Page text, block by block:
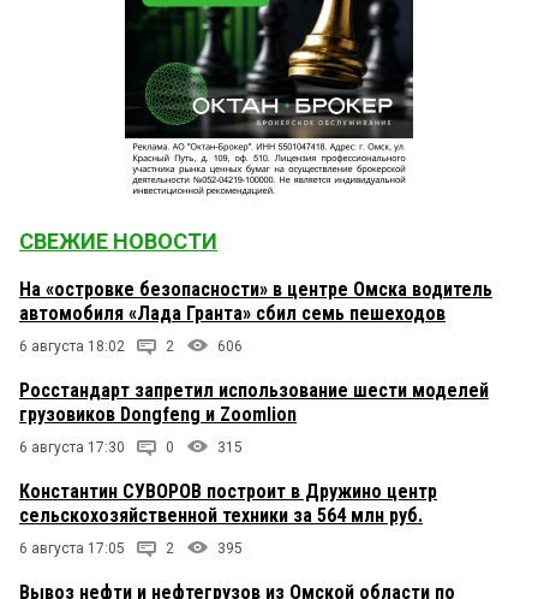
СВЕЖИЕ НОВОСТИ
На «островке безопасности» в центре Омска водитель
автомобиля «Лада Гранта» сбил семь пешеходов
6 августа 18:02 2 606
Росстандарт запретил использование шести моделей
грузовиков Dongfeng и Zoomlion
6 августа 17:30 0 315
Константин СУВОРОВ построит в Дружино центр
сельскохозяйственной техники за 564 млн руб.
6 августа 17:05 2 395
Вывоз нефти и нефтегрузов из Омской области по